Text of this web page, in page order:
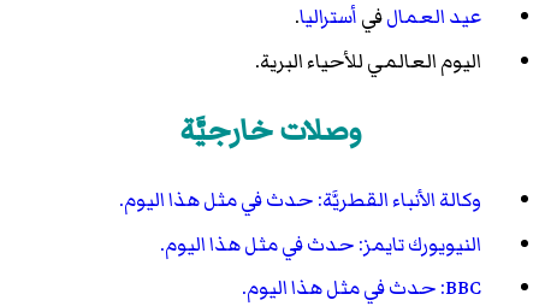
عيد العمالفيأستراليا.
اليوم العالمي للأحياء البرية.
وصلات خارجيَّة
وكالة الأنباء القطريَّة: حدث في مثل هذا اليوم.
النيويورك تايمز: حدث في مثل هذا اليوم.
BBC: حدث في مثل هذا اليوم.